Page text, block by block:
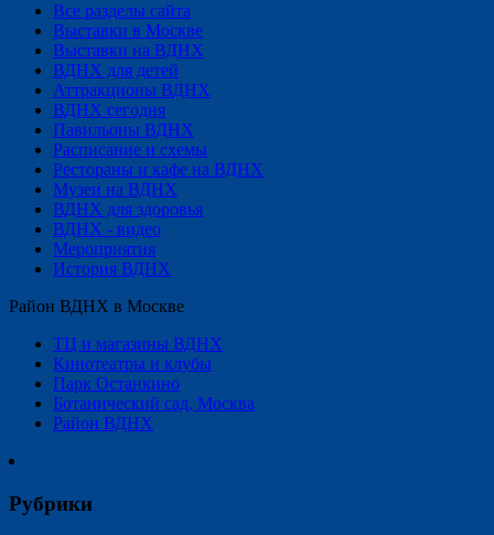
Все разделы сайта
Выставки в Москве
Выставки на ВДНХ
ВДНХ для детей
Аттракционы ВДНХ
ВДНХ сегодня
Павильоны ВДНХ
Расписание и схемы
Рестораны и кафе на ВДНХ
Музеи на ВДНХ
ВДНХ для здоровья
ВДНХ - видео
Мероприятия
История ВДНХ
Район ВДНХ в Москве
ТЦ и магазины ВДНХ
Кинотеатры и клубы
Парк Останкино
Ботанический сад, Москва
Район ВДНХ
Рубрики